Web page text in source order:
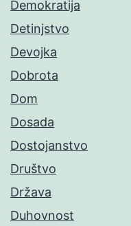
Demokratija
Detinjstvo
Devojka
Dobrota
Dom
Dosada
Dostojanstvo
Društvo
Država
Duhovnost